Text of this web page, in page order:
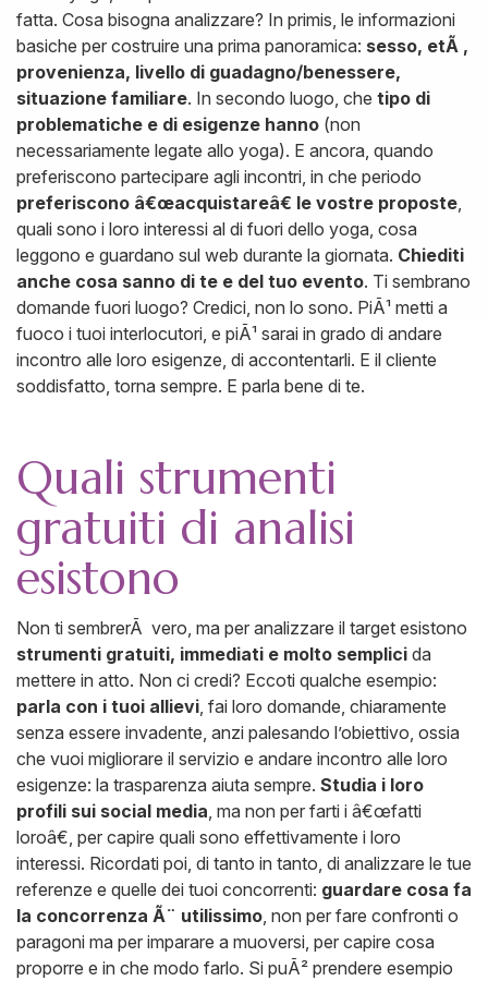
fatta. Cosa bisogna analizzare? In primis, le informazioni
basiche per costruire una prima panoramica: sesso, etÃ ,
provenienza, livello di guadagno/benessere,
situazione familiare. In secondo luogo, che tipo di
problematiche e di esigenze hanno (non
necessariamente legate allo yoga). E ancora, quando
preferiscono partecipare agli incontri, in che periodo
preferiscono â€œacquistareâ€ le vostre proposte
quali sono i loro interessi al di fuori dello yoga, cosa
leggono e guardano sul web durante la giornata. Chiediti
anche cosa sanno di te e del tuo evento. Ti sembrano
domande fuori luogo? Credici, non lo sono. PiÃ¹ metti a
fuoco i tuoi interlocutori, e piÃ¹ sarai in grado di andare
incontro alle loro esigenze, di accontentarli. E il cliente
soddisfatto, torna sempre. E parla bene di te.
Quali strumenti
gratuiti di analisi
esistono
Non ti sembrerÃ vero, ma per analizzare il target esistono
strumenti gratuiti, immediati e molto semplici da
mettere in atto. Non ci credi? Eccoti qualche esempio:
parla con i tuoi allievi , fai loro domande, chiaramente
senza essere invadente, anzi palesando l’obiettivo, ossia
che vuoi migliorare il servizio e andare incontro alle loro
esigenze: la trasparenza aiuta sempre. Studia i loro
profili sui social media , ma non per farti i â€œfatti
loroâ€, per capire quali sono effettivamente i loro
interessi. Ricordati poi, di tanto in tanto, di analizzare le tue
referenze e quelle dei tuoi concorrenti: guardare cosa fa
la concorrenza Ã¨ utilissimo , non per fare confronti o
paragoni ma per imparare a muoversi, per capire cosa
proporre e in che modo farlo. Si puÃ² prendere esempio